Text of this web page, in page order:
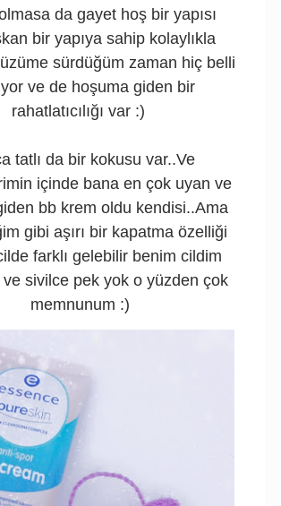
da gayet hoş bir yapısı
bir yapıya sahip kolaylıkla
sürdüğüm zaman hiç belli
ve de hoşuma giden bir
rahatlatıcılığı var :)
tatlı da bir kokusu var..Ve
içinde bana en çok uyan ve
bb krem oldu kendisi..Ama
gibi aşırı bir kapatma özelliği
farklı gelebilir benim cildim
ve sivilce pek yok o yüzden çok
memnunum :)